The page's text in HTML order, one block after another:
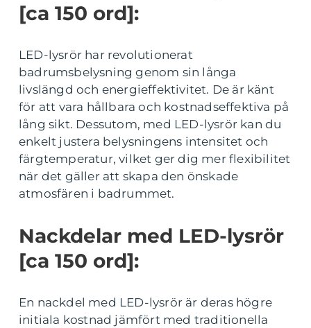
[ca 150 ord]:
LED-lysrör har revolutionerat
badrumsbelysning genom sin långa
livslängd och energieffektivitet. De är känt
för att vara hållbara och kostnadseffektiva på
lång sikt. Dessutom, med LED-lysrör kan du
enkelt justera belysningens intensitet och
färgtemperatur, vilket ger dig mer flexibilitet
när det gäller att skapa den önskade
atmosfären i badrummet.
Nackdelar med LED-lysrör
[ca 150 ord]:
En nackdel med LED-lysrör är deras högre
initiala kostnad jämfört med traditionella